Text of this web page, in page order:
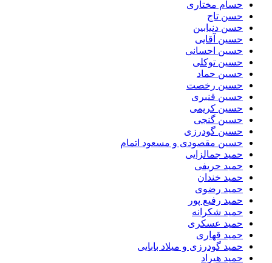
حسام مختاری
حسن تاج
حسن دنیابین
حسین آقایی
حسین احسانی
حسین توکلی
حسین حماد
حسین رخصت
حسین قنبری
حسین کریمی
حسین گنجی
حسین گودرزی
حسین مقصودی و مسعود اتمام
حمید جمالزایی
حمید حریفی
حمید خندان
حمید رضوی
حمید رفیع پور
حمید شکرانه
حمید عسکری
حمید قهاری
حمید گودرزی و میلاد بابایی
حمید هیراد